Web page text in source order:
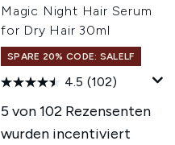
Magic Night Hair Serum
for Dry Hair 30ml
SPARE 20% CODE: SALELF
4.5 (102)
5 von 102 Rezensenten
wurden incentiviert